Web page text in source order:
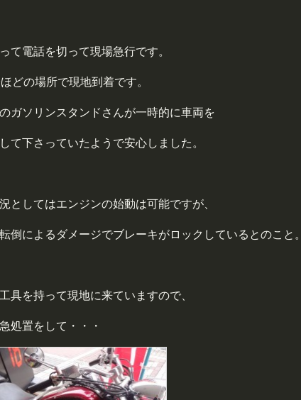
て電話を切って現場急行です。
どの場所で現地到着です。
ガソリンスタンドさんが一時的に車両を
て下さっていたようで安心しました。
としてはエンジンの始動は可能ですが、
倒によるダメージでブレーキがロックしているとのこと。
具を持って現地に来ていますので、
処置をして・・・